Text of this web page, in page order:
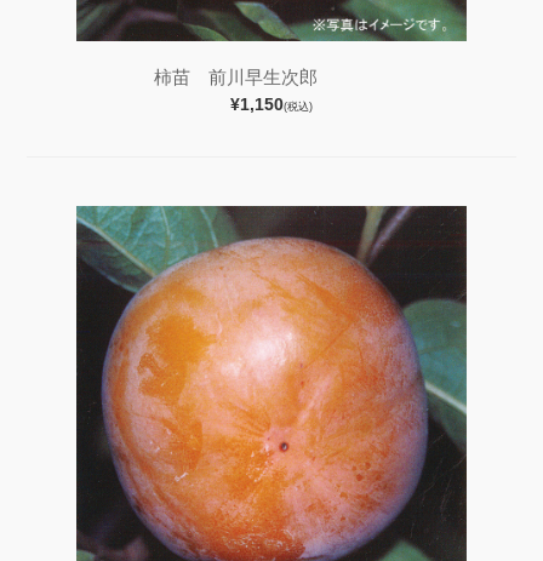
柿苗 前川早生次郎
¥1,150(税込)